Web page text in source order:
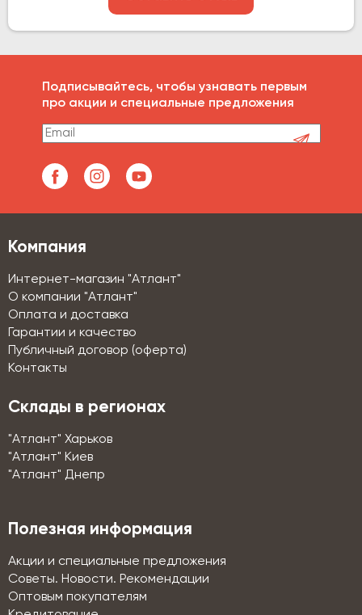
Подписывайтесь, чтобы узнавать первым
про акции и специальные предложения
Компания
Интернет-магазин "Атлант"
О компании "Атлант"
Оплата и доставка
Гарантии и качество
Публичный договор (оферта)
Контакты
Склады в регионах
"Атлант" Харьков
"Атлант" Киев
"Атлант" Днепр
Полезная информация
Акции и специальные предложения
Советы. Новости. Рекомендации
Оптовым покупателям